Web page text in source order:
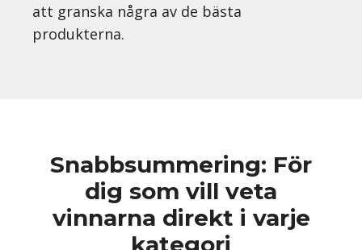
att granska några av de bästa
produkterna.
Snabbsummering: För
dig som vill veta
vinnarna direkt i varje
kategori